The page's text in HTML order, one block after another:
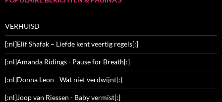
VERHUISD
[:nl]Elif Shafak – Liefde kent veertig regels[:]
[:nl]Amanda Ridings - Pause for Breath[:]
[:nl]Donna Leon - Wat niet verdwijnt[:]
[:nl]Joop van Riessen - Baby vermist[:]